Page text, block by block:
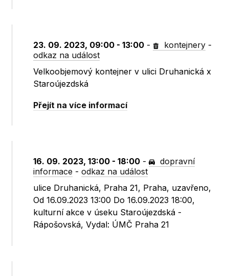
23. 09. 2023, 09:00 - 13:00 - kontejnery -
odkaz na událost
Velkoobjemový kontejner v ulici Druhanická x
Staroújezdská
Přejít na více informací
16. 09. 2023, 13:00 - 18:00 -
dopravní
informace -odkaz na událost
ulice Druhanická, Praha 21, Praha, uzavřeno,
Od 16.09.2023 13:00 Do 16.09.2023 18:00,
kulturní akce v úseku Staroújezdská -
Rápošovská, Vydal: ÚMČ Praha 21